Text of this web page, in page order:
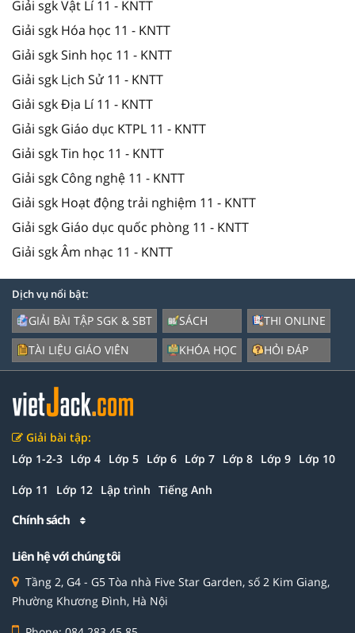
Giải sgk Vật Lí 11 - KNTT
Giải sgk Hóa học 11 - KNTT
Giải sgk Sinh học 11 - KNTT
Giải sgk Lịch Sử 11 - KNTT
Giải sgk Địa Lí 11 - KNTT
Giải sgk Giáo dục KTPL 11 - KNTT
Giải sgk Tin học 11 - KNTT
Giải sgk Công nghệ 11 - KNTT
Giải sgk Hoạt động trải nghiệm 11 - KNTT
Giải sgk Giáo dục quốc phòng 11 - KNTT
Giải sgk Âm nhạc 11 - KNTT
Dịch vụ nổi bật:
GIẢI BÀI TẬP SGK & SBT
TÀI LIỆU GIÁO VIÊN
SÁCH
KHÓA HỌC
THI ONLINE
HỎI ĐÁP
Giải bài tập:
Lớp 1-2-3 Lớp 4 Lớp 5 Lớp 6 Lớp 7 Lớp 8 Lớp 9 Lớp 10
Lớp 11 Lớp 12 Lập trình Tiếng Anh
Chính sách
Liên hệ với chúng tôi
Tầng 2, G4 - G5 Tòa nhà Five Star Garden, số 2 Kim Giang,
Phường Khương Đình, Hà Nội